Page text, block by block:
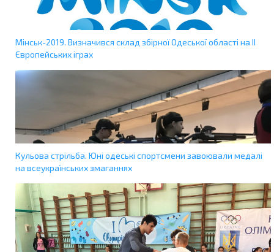
Мінськ-2019. Визначився склад збірної Одеської області на ІІ
Європейських іграх
Кульова стрільба. Юні одеські спортсмени завоювали медалі
на всеукраїнських змаганнях